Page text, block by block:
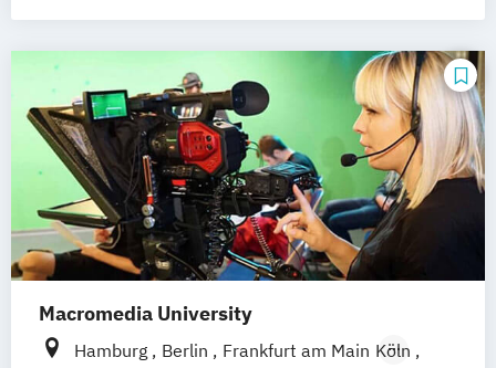
Wirtschaftspsychologie - Digital
Wirtschaftspsychologie Sport- &
Leistungspsychologie
Macromedia University
Hamburg Berlin Frankfurt am Main Köln